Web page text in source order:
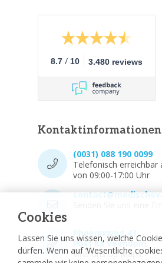
Cookies
Lassen Sie uns wissen, welche
dürfen. Wenn auf ‘Wesentliche
8.7 / 10 3.480 reviews
Kontaktinformationen
(0031) 088 190 0099
Telefonisch erreichbar
von 09:00-17:00 Uhr
Phoenixweg 43,
9641 KS Veendam
Vind ons op Maps.